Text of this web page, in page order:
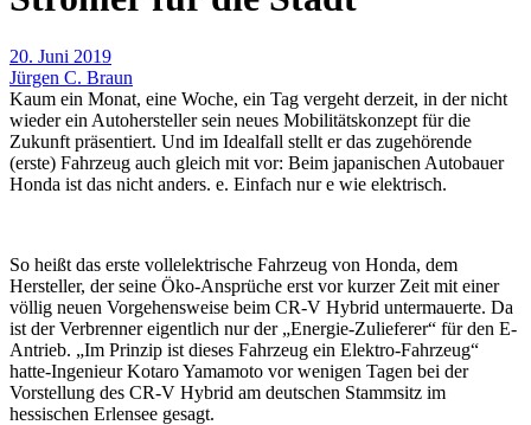
20. Juni 2019
Jürgen C. Braun
Kaum ein Monat, eine Woche, ein Tag vergeht derzeit, in der nicht
wieder ein Autohersteller sein neues Mobilitätskonzept für die
Zukunft präsentiert. Und im Idealfall stellt er das zugehörende
(erste) Fahrzeug auch gleich mit vor: Beim japanischen Autobauer
Honda ist das nicht anders. e. Einfach nur e wie elektrisch.
So heißt das erste vollelektrische Fahrzeug von Honda, dem
Hersteller, der seine Öko-Ansprüche erst vor kurzer Zeit mit einer
völlig neuen Vorgehensweise beim CR-V Hybrid untermauerte. Da
ist der Verbrenner eigentlich nur der „Energie-Zulieferer“ für den E-
Antrieb. „Im Prinzip ist dieses Fahrzeug ein Elektro-Fahrzeug“
hatte-Ingenieur Kotaro Yamamoto vor wenigen Tagen bei der
Vorstellung des CR-V Hybrid am deutschen Stammsitz im
hessischen Erlensee gesagt.